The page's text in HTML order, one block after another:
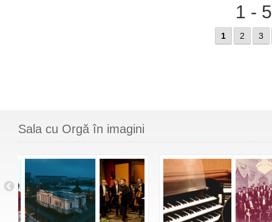
1 -
1 2 3
Sala cu Orgă în imagini